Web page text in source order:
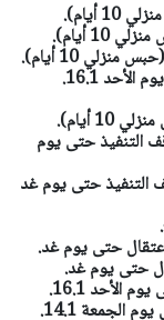
التنفيذ حتى يوم
التنفيذ حتى يوم غد